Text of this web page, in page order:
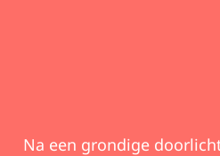
Na een grondige